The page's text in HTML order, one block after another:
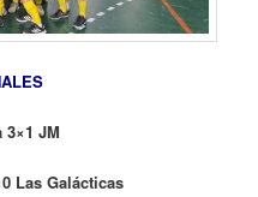
3×1 JM
Las Galácticas